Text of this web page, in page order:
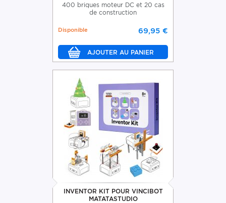
400 briques moteur DC et 20 cas
de construction
69,95 €
Disponible
INVENTOR KIT POUR VINCIBOT
MATATASTUDIO